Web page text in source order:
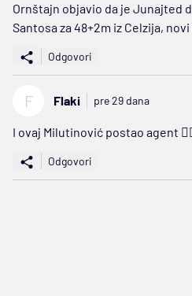
Ornštajn objavio da je Junajted
Santosa za 48+2m iz Celzija, novi
Odgovori
F Flaki pre 29 dana
I ovaj Milutinović postao agent
Odgovori